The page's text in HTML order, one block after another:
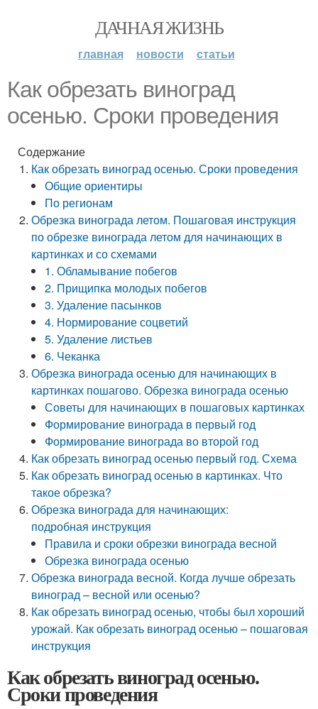
ДАЧНАЯ ЖИЗНЬ
главная новости статьи
Как обрезать виноград
осенью. Сроки проведения
Содержание
Как обрезать виноград осенью. Сроки проведения
Общие ориентиры
По регионам
Обрезка винограда летом. Пошаговая инструкция
по обрезке винограда летом для начинающих в
картинках и со схемами
1. Обламывание побегов
2. Прищипка молодых побегов
3. Удаление пасынков
4. Нормирование соцветий
5. Удаление листьев
6. Чеканка
Обрезка винограда осенью для начинающих в
картинках пошагово. Обрезка винограда осенью
Советы для начинающих в пошаговых картинках
Формирование винограда в первый год
Формирование винограда во второй год
Как обрезать виноград осенью первый год. Схема
Как обрезать виноград осенью в картинках. Что
такое обрезка?
Обрезка винограда для начинающих:
подробная инструкция
Правила и сроки обрезки винограда весной
Обрезка винограда осенью
Обрезка винограда весной. Когда лучше обрезать
виноград – весной или осенью?
Как обрезать виноград осенью, чтобы был хороший
урожай. Как обрезать виноград осенью – пошаговая
инструкция
Как обрезать виноград осенью.
Сроки проведения